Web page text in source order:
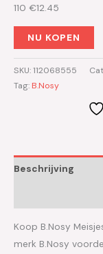
110 €12.45
NU KOPEN
SKU:112068555
Tag: B.Nosy
Beschrijving
Koop B.Nosy
merk B.Nosy